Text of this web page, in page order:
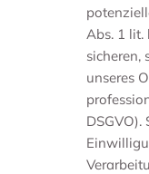
Abs. 1 lit.
sicheren,
unseres
DSGVO).